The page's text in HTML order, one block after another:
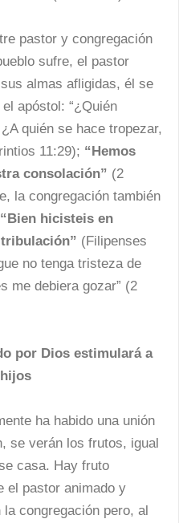
pastor y congregación
sufre, el pastor
almas afligidas, él se
apóstol: “¿Quién
quién se hace tropezar,
11:29); “Hemos
consolación” (2
la congregación también
“Bien hicisteis en
(Filipenses
no tenga tristeza de
me debiera gozar” (2
por Dios estimulará a
ha habido una unión
se verán los frutos, igual
casa. Hay fruto
el pastor animado y
congregación pero, al